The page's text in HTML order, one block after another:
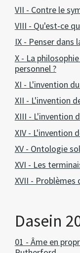
VII - Contre le
VIII - Qu'est-ce
IX - Penser dans
X - La
personnel ?
XI - L'invention
XII - L'invention
XIII - L'invention
XIV - L'invention
XV - Ontologie
XVI - Les
XVII - Problèmes
Dasein
01 - Âme en